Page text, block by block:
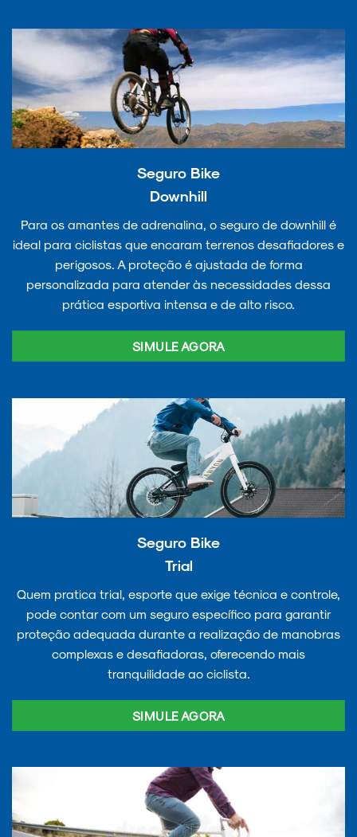
Seguro Bike
Downhill
Para os amantes de adrenalina, o seguro de downhill é
ideal para ciclistas que encaram terrenos desafiadores e
perigosos. A proteção é ajustada de forma
personalizada para atender às necessidades dessa
prática esportiva intensa e de alto risco.
SIMULE AGORA
Seguro Bike
Trial
Quem pratica trial, esporte que exige técnica e controle,
pode contar com um seguro específico para garantir
proteção adequada durante a realização de manobras
complexas e desafiadoras, oferecendo mais
tranquilidade ao ciclista.
SIMULE AGORA